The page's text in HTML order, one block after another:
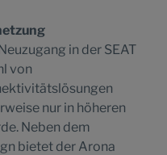
in der SEAT
von
nur in höheren
Neben dem
bietet der Arona